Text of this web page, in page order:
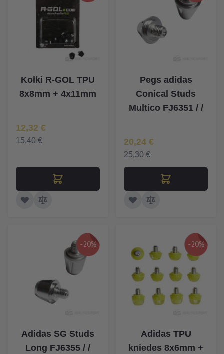
Kołki R-GOL TPU
8x8mm + 4x11mm
Īpaša Cena
12,32 €
15,40 €
Pegs adidas
Conical Studs
Multico FJ6351 / /
Īpaša Cena
20,24 €
25,30 €
-20%
Adidas SG Studs
Long FJ6355 / /
-20%
Adidas TPU
kniedes 8x6mm +